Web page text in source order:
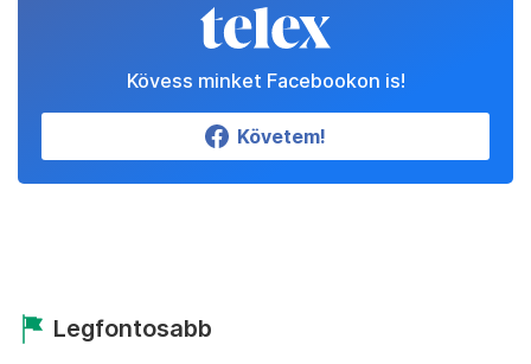
Kövess minket Facebookon is!
Követem!
Legfontosabb